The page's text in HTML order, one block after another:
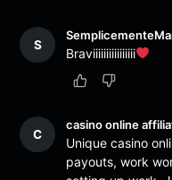
S
Braviiiiiiiiiiiiiiii
C
casino online
Uniquecasino
payouts, work